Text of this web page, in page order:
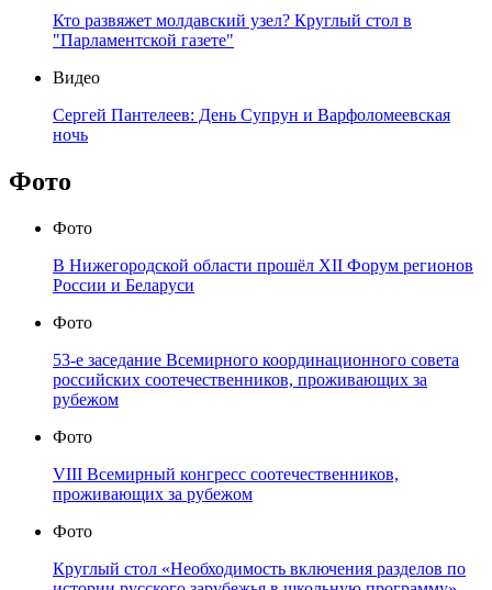
Кто развяжет молдавский узел? Круглый стол в
"Парламентской газете"
Видео
Сергей Пантелеев: День Супрун и Варфоломеевская
ночь
Фото
Фото
В Нижегородской области прошёл XII Форум регионов
России и Беларуси
Фото
53-е заседание Всемирного координационного совета
российских соотечественников, проживающих за
рубежом
Фото
VIII Всемирный конгресс соотечественников,
проживающих за рубежом
Фото
Круглый стол «Необходимость включения разделов по